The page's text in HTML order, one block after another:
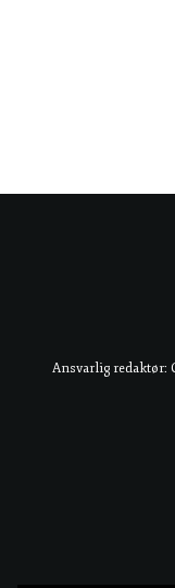
Ansvarlig redaktør: